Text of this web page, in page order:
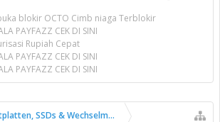
blokir OCTO Cimb niaga Terblokir
PAYFAZZ CEK DI SINI
Rupiah Cepat
PAYFAZZ CEK DI SINI
PAYFAZZ CEK DI SINI
SSDs & Wechselmedien